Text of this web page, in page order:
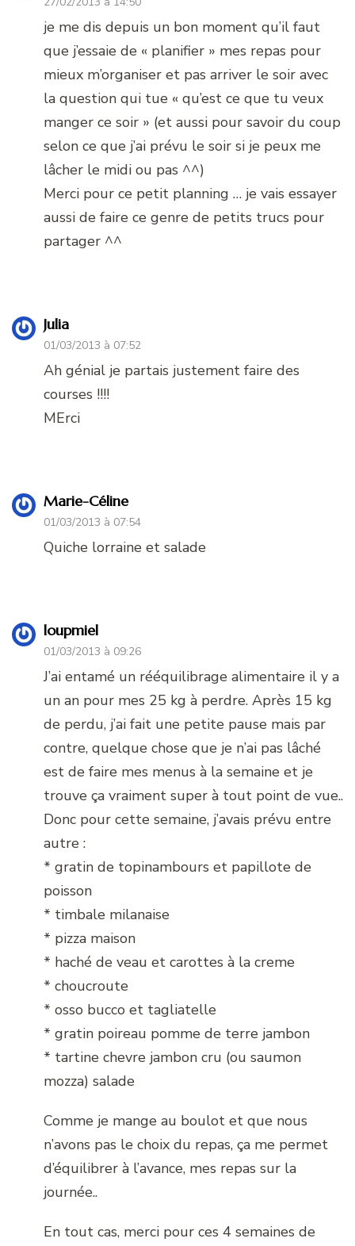
je me dis depuis un bon moment qu’il faut
que j’essaie de « planifier » mes repas pour
mieux m’organiser et pas arriver le soir avec
la question qui tue « qu’est ce que tu veux
manger ce soir » (et aussi pour savoir du coup
selon ce que j’ai prévu le soir si je peux me
lâcher le midi ou pas ^^)
Merci pour ce petit planning … je vais essayer
aussi de faire ce genre de petits trucs pour
partager ^^
Julia
01/03/2013 à 07:52
Ah génial je partais justement faire des
courses !!!!
MErci
Marie-Céline
01/03/2013 à 07:54
Quiche lorraine et salade
loupmiel
01/03/2013 à 09:26
J’ai entamé un rééquilibrage alimentaire il y a
un an pour mes 25 kg à perdre. Après 15 kg
de perdu, j’ai fait une petite pause mais par
contre, quelque chose que je n’ai pas lâché
est de faire mes menus à la semaine et je
trouve ça vraiment super à tout point de vue..
Donc pour cette semaine, j’avais prévu entre
autre :
* gratin de topinambours et papillote de
poisson
* timbale milanaise
* pizza maison
* haché de veau et carottes à la creme
* choucroute
* osso bucco et tagliatelle
* gratin poireau pomme de terre jambon
* tartine chevre jambon cru (ou saumon
mozza) salade
Comme je mange au boulot et que nous
n’avons pas le choix du repas, ça me permet
d’équilibrer à l’avance, mes repas sur la
journée..
En tout cas, merci pour ces 4 semaines de